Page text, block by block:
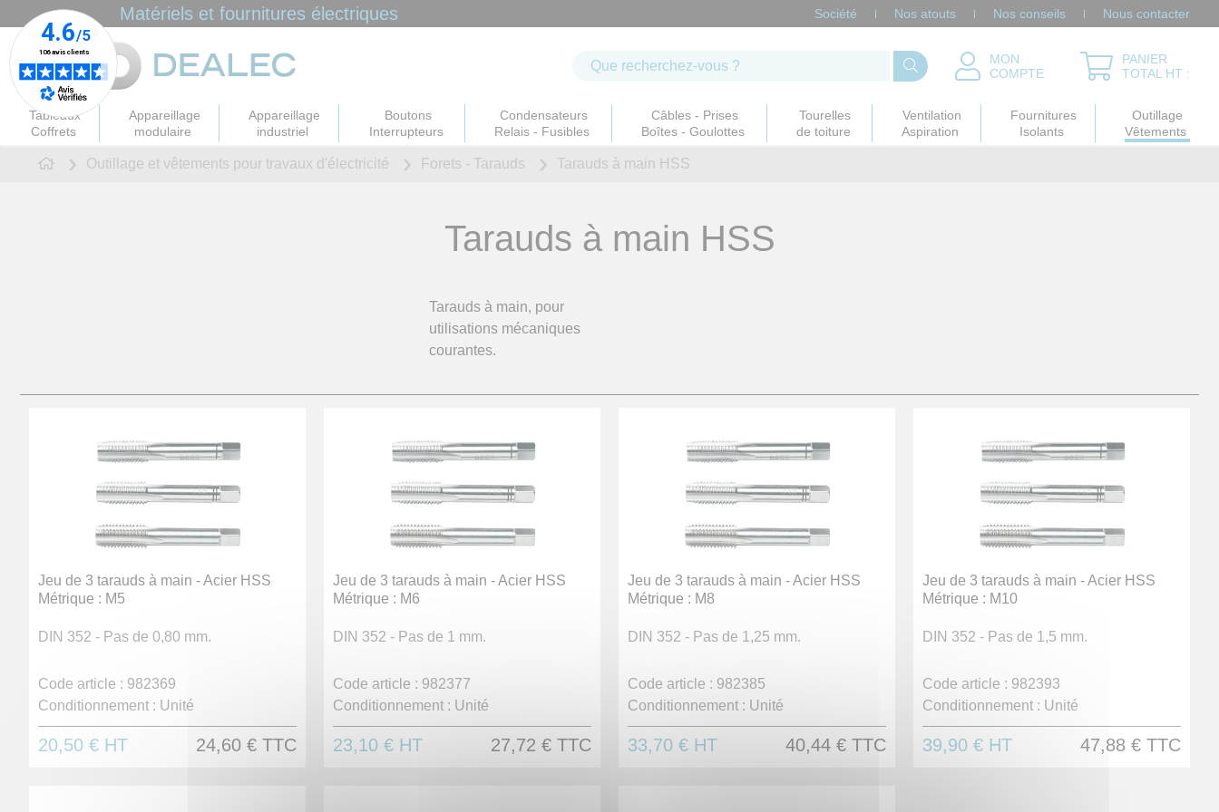
Matériels et fournitures électriques Société Nos atouts Nos conseils Nous contacter
MON
COMPTE
PANIER
TOTAL HT :
Tableaux
Coffrets
Appareillage
modulaire
Appareillage
industriel
Boutons
Interrupteurs
Condensateurs
Relais - Fusibles
Câbles - Prises
Boîtes - Goulottes
Tourelles
de toiture
Ventilation
Aspiration
Fournitures
Isolants
Outillage
Vêtements
Outillage et vêtements pour travaux d'électricité Forets - Tarauds Tarauds à main HSS
Tarauds à main HSS
Tarauds à main, pour
utilisations mécaniques
courantes.
Jeu de 3 tarauds à main - Acier HSS
Métrique : M5
DIN 352 - Pas de 0,80 mm.
Code article : 982369
Conditionnement : Unité
20,50 € HT 24,60 € TTC
Jeu de 3 tarauds à main - Acier HSS
Métrique : M6
DIN 352 - Pas de 1 mm.
Code article : 982377
Conditionnement : Unité
23,10 € HT 27,72 € TTC
Jeu de 3 tarauds à main - Acier HSS
Métrique : M8
DIN 352 - Pas de 1,25 mm.
Code article : 982385
Conditionnement : Unité
33,70 € HT 40,44 € TTC
Jeu de 3 tarauds à main - Acier HSS
Métrique : M10
DIN 352 - Pas de 1,5 mm.
Code article : 982393
Conditionnement : Unité
39,90 € HT 47,88 € TTC
Panneau de gestion des cookies